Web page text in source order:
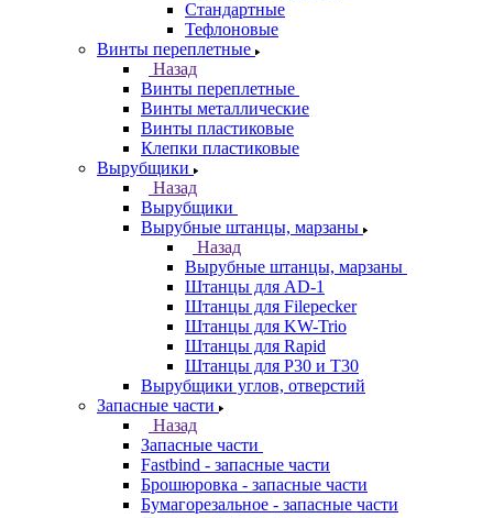
Стандартные
Тефлоновые
Винты переплетные
Назад
Винты переплетные
Винты металлические
Винты пластиковые
Клепки пластиковые
Вырубщики
Назад
Вырубщики
Вырубные штанцы, марзаны
Назад
Вырубные штанцы, марзаны
Штанцы для AD-1
Штанцы для Filepecker
Штанцы для KW-Trio
Штанцы для Rapid
Штанцы для Р30 и Т30
Вырубщики углов, отверстий
Запасные части
Назад
Запасные части
Fastbind - запасные части
Брошюровка - запасные части
Бумагорезальное - запасные части